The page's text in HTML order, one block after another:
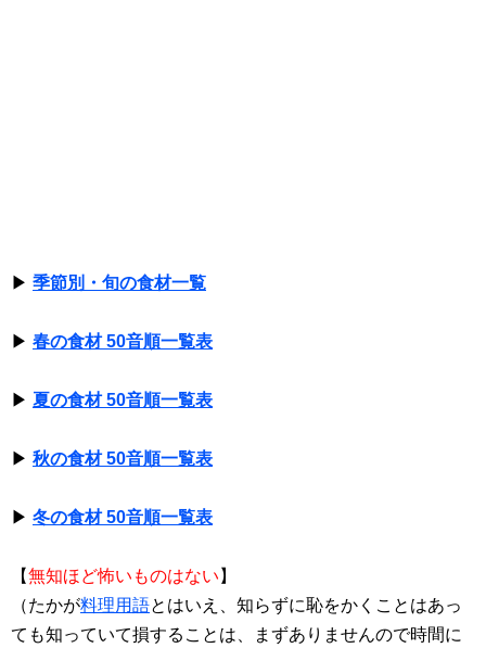
▶ 季節別・旬の食材一覧
▶ 春の食材 50音順一覧表
▶ 夏の食材 50音順一覧表
▶ 秋の食材 50音順一覧表
▶ 冬の食材 50音順一覧表
【無知ほど怖いものはない 】
（たかが料理用語とはいえ、知らずに恥をかくことはあっ
ても知っていて損することは、まずありませんので時間に